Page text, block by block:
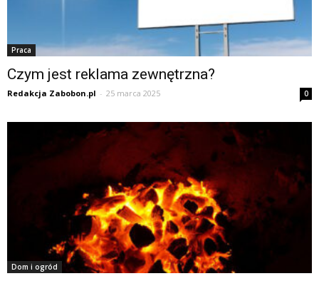
Praca
Czym jest reklama zewnętrzna?
Redakcja Zabobon.pl - 25 marca 2025 0
Dom i ogród